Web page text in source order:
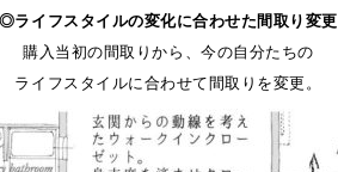
◎ライフスタイルの変化に合わせた間取り変更
購入当初の間取りから、今の自分たちの
ライフスタイルに合わせて間取りを変更。